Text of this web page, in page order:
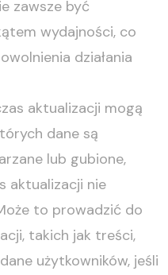
zawsze być
wydajności, co
działania
aktualizacji mogą
dane są
lub gubione,
aktualizacji nie
to prowadzić do
takich jak treści,
użytkowników, jeśli